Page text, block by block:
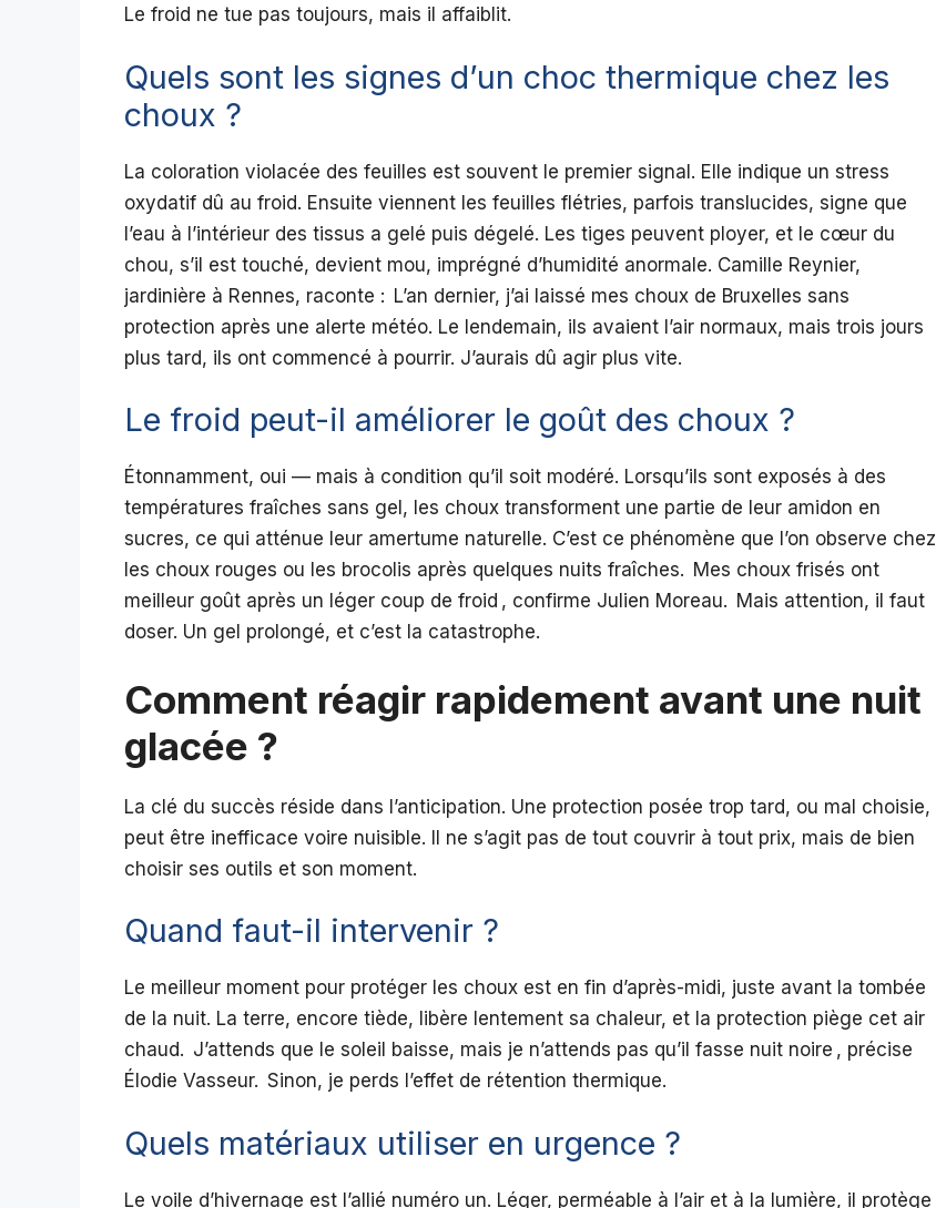
Le froid ne tue pas toujours, mais il affaiblit.
Quels sont les signes d’un choc thermique chez les
choux ?
La coloration violacée des feuilles est souvent le premier signal. Elle indique un stress
oxydatif dû au froid. Ensuite viennent les feuilles flétries, parfois translucides, signe que
l’eau à l’intérieur des tissus a gelé puis dégelé. Les tiges peuvent ployer, et le cœur du
chou, s’il est touché, devient mou, imprégné d’humidité anormale. Camille Reynier,
jardinière à Rennes, raconte : L’an dernier, j’ai laissé mes choux de Bruxelles sans
protection après une alerte météo. Le lendemain, ils avaient l’air normaux, mais trois jours
plus tard, ils ont commencé à pourrir. J’aurais dû agir plus vite.
Le froid peut-il améliorer le goût des choux ?
Étonnamment, oui — mais à condition qu’il soit modéré. Lorsqu’ils sont exposés à des
températures fraîches sans gel, les choux transforment une partie de leur amidon en
sucres, ce qui atténue leur amertume naturelle. C’est ce phénomène que l’on observe chez
les choux rouges ou les brocolis après quelques nuits fraîches. Mes choux frisés ont
meilleur goût après un léger coup de froid , confirme Julien Moreau. Mais attention, il faut
doser. Un gel prolongé, et c’est la catastrophe.
Comment réagir rapidement avant une nuit
glacée ?
La clé du succès réside dans l’anticipation. Une protection posée trop tard, ou mal choisie,
peut être inefficace voire nuisible. Il ne s’agit pas de tout couvrir à tout prix, mais de bien
choisir ses outils et son moment.
Quand faut-il intervenir ?
Le meilleur moment pour protéger les choux est en fin d’après-midi, juste avant la tombée
de la nuit. La terre, encore tiède, libère lentement sa chaleur, et la protection piège cet air
chaud. J’attends que le soleil baisse, mais je n’attends pas qu’il fasse nuit noire , précise
Élodie Vasseur. Sinon, je perds l’effet de rétention thermique.
Quels matériaux utiliser en urgence ?
Le voile d’hivernage est l’allié numéro un. Léger, perméable à l’air et à la lumière, il protège